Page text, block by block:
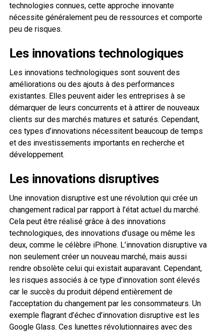
technologies connues, cette approche innovante
nécessite généralement peu de ressources et comporte
peu de risques.
Les innovations technologiques
Les innovations technologiques sont souvent des
améliorations ou des ajouts à des performances
existantes. Elles peuvent aider les entreprises à se
démarquer de leurs concurrents et à attirer de nouveaux
clients sur des marchés matures et saturés. Cependant,
ces types d’innovations nécessitent beaucoup de temps
et des investissements importants en recherche et
développement.
Les innovations disruptives
Une innovation disruptive est une révolution qui crée un
changement radical par rapport à l’état actuel du marché.
Cela peut être réalisé grâce à des innovations
technologiques, des innovations d’usage ou même les
deux, comme le célèbre iPhone. L’innovation disruptive va
non seulement créer un nouveau marché, mais aussi
rendre obsolète celui qui existait auparavant. Cependant,
les risques associés à ce type d’innovation sont élevés
car le succès du produit dépend entièrement de
l’acceptation du changement par les consommateurs. Un
exemple flagrant d’échec d’innovation disruptive est les
Google Glass. Ces lunettes révolutionnaires avec des